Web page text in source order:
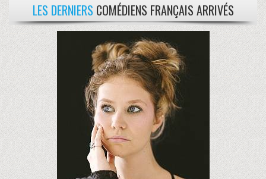
LES DERNIERS COMÉDIENS FRANÇAIS ARRIVÉS